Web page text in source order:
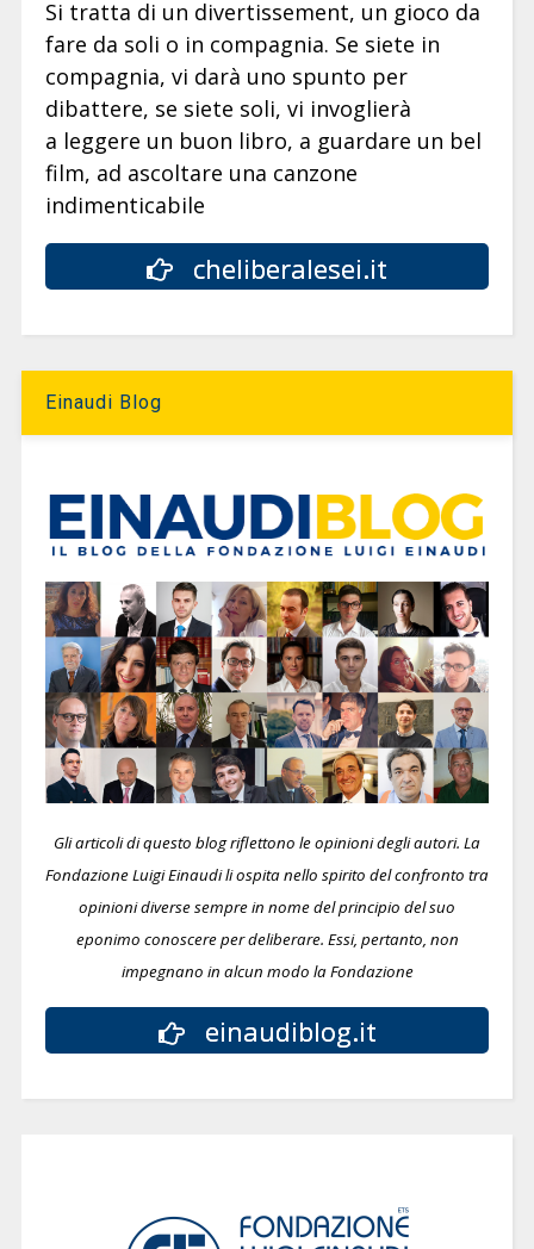
Si tratta di un divertissement, un gioco da
fare da soli o in compagnia. Se siete in
compagnia, vi darà uno spunto per
dibattere, se siete soli, vi invoglierà
a leggere un buon libro, a guardare un bel
film, ad ascoltare una canzone
indimenticabile
cheliberalesei.it
Einaudi Blog
Gli articoli di questo blog riflettono le opinioni degli autori. La
Fondazione Luigi Einaudi li ospita nello spirito del confronto tra
opinioni diverse sempre in nome del principio del suo
eponimo conoscere per deliberare. Essi, pertanto, non
impegnano in alcun modo la Fondazione
einaudiblog.it